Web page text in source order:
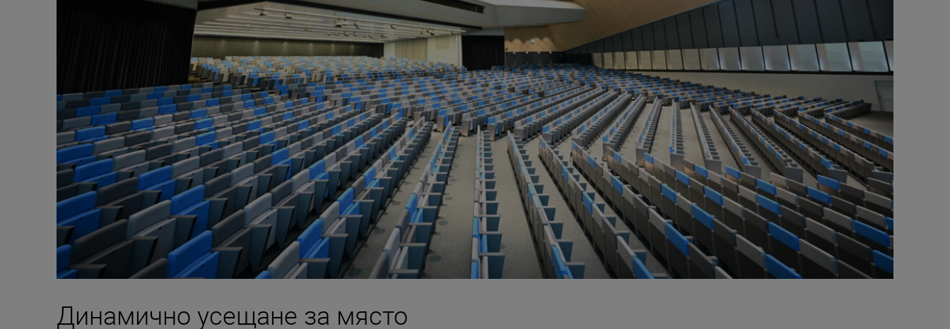
Динамично усещане за място